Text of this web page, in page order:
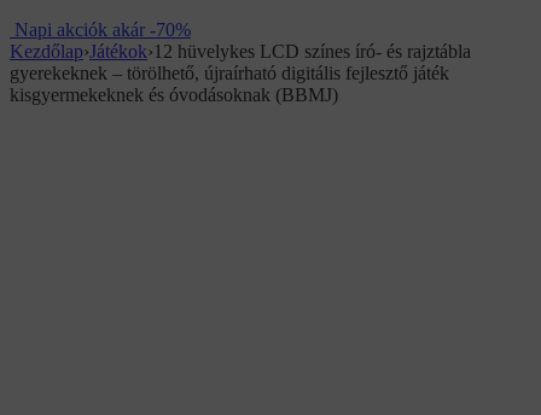
Napi akciók akár -70%
Kezdőlap›Játékok›12 hüvelykes LCD színes író- és rajztábla
gyerekeknek – törölhető, újraírható digitális fejlesztő játék
kisgyermekeknek és óvodásoknak (BBMJ)